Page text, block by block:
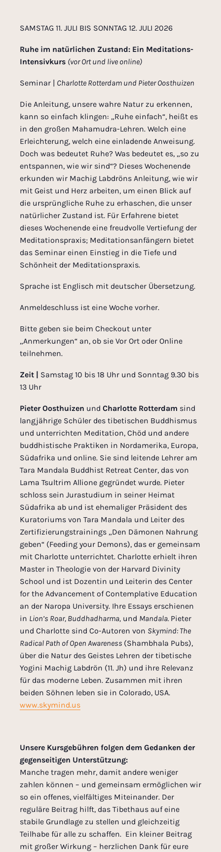
SAMSTAG 11. JULI BIS SONNTAG 12. JULI 2026
Ruhe im natürlichen Zustand: Ein Meditations-
Intensivkurs (vor Ort und live online)
Seminar | Charlotte Rotterdam und Pieter Oosthuizen
Die Anleitung, unsere wahre Natur zu erkennen,
kann so einfach klingen: „Ruhe einfach“, heißt es
in den großen Mahamudra-Lehren. Welch eine
Erleichterung, welch eine einladende Anweisung.
Doch was bedeutet Ruhe? Was bedeutet es, „so zu
entspannen, wie wir sind“? Dieses Wochenende
erkunden wir Machig Labdröns Anleitung, wie wir
mit Geist und Herz arbeiten, um einen Blick auf
die ursprüngliche Ruhe zu erhaschen, die unser
natürlicher Zustand ist. Für Erfahrene bietet
dieses Wochenende eine freudvolle Vertiefung der
Meditationspraxis; Meditationsanfängern bietet
das Seminar einen Einstieg in die Tiefe und
Schönheit der Meditationspraxis.
Sprache ist Englisch mit deutscher Übersetzung.
Anmeldeschluss ist eine Woche vorher.
Bitte geben sie beim Checkout unter
„Anmerkungen“ an, ob sie Vor Ort oder Online
teilnehmen.
Zeit | Samstag 10 bis 18 Uhr und Sonntag 9.30 bis
13 Uhr
Pieter Oosthuizen und Charlotte Rotterdam sind
langjährige Schüler des tibetischen Buddhismus
und unterrichten Meditation, Chöd und andere
buddhistische Praktiken in Nordamerika, Europa,
Südafrika und online. Sie sind leitende Lehrer am
Tara Mandala Buddhist Retreat Center, das von
Lama Tsultrim Allione gegründet wurde. Pieter
schloss sein Jurastudium in seiner Heimat
Südafrika ab und ist ehemaliger Präsident des
Kuratoriums von Tara Mandala und Leiter des
Zertifizierungstrainings „Den Dämonen Nahrung
geben“ (Feeding your Demons), das er gemeinsam
mit Charlotte unterrichtet. Charlotte erhielt ihren
Master in Theologie von der Harvard Divinity
School und ist Dozentin und Leiterin des Center
for the Advancement of Contemplative Education
an der Naropa University. Ihre Essays erschienen
in Lion’s Roar, Buddhadharma, und Mandala. Pieter
und Charlotte sind Co-Autoren von Skymind: The
Radical Path of Open Awareness (Shambhala Pubs),
über die Natur des Geistes Lehren der tibetische
Yogini Machig Labdrön (11. Jh) und ihre Relevanz
für das moderne Leben. Zusammen mit ihren
beiden Söhnen leben sie in Colorado, USA.
www.skymind.us
Unsere Kursgebühren folgen dem Gedanken der
gegenseitigen Unterstützung:
Manche tragen mehr, damit andere weniger
zahlen können – und gemeinsam ermöglichen wir
so ein offenes, vielfältiges Miteinander. Der
reguläre Beitrag hilft, das Tibethaus auf eine
stabile Grundlage zu stellen und gleichzeitig
Teilhabe für alle zu schaffen. Ein kleiner Beitrag
mit großer Wirkung – herzlichen Dank für eure